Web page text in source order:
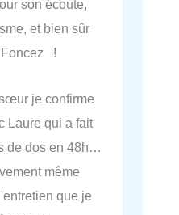
son écoute,
et bien sûr
Foncez !
je confirme
Laure qui a fait
de dos en 48h…
même
que je